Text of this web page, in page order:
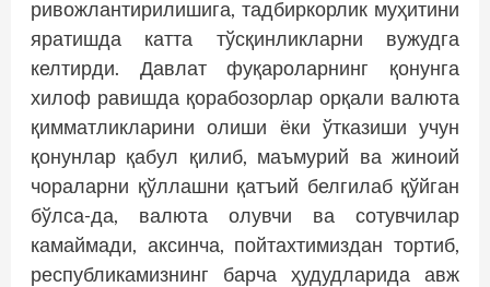
ривожлантирилишига, тадбиркорлик муҳитини
яратишда катта тўсқинликларни вужудга
келтирди. Давлат фуқароларнинг қонунга
хилоф равишда қорабозорлар орқали валюта
қимматликларини олиши ёки ўтказиши учун
қонунлар қабул қилиб, маъмурий ва жиноий
чораларни қўллашни қатъий белгилаб қўйган
бўлса-да, валюта олувчи ва сотувчилар
камаймади, аксинча, пойтахтимиздан тортиб,
республикамизнинг барча ҳудудларида авж